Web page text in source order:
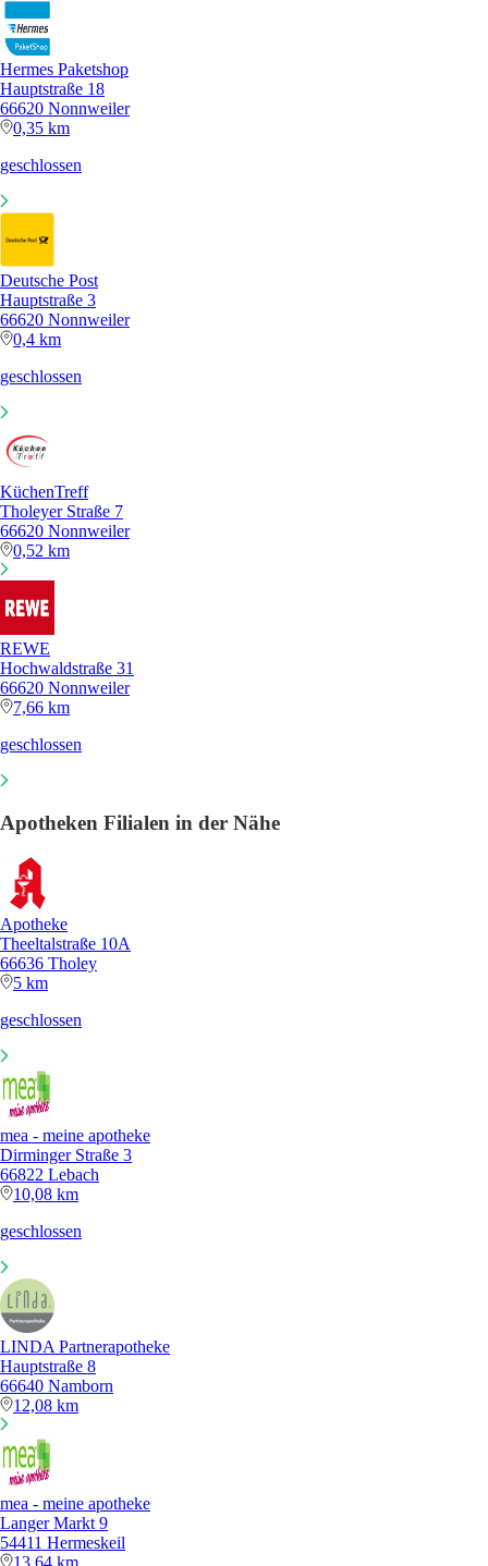
Hermes Paketshop
Hauptstraße 18
66620 Nonnweiler
0,35 km
geschlossen
Deutsche Post
Hauptstraße 3
66620 Nonnweiler
0,4 km
geschlossen
KüchenTreff
Tholeyer Straße 7
66620 Nonnweiler
0,52 km
REWE
Hochwaldstraße 31
66620 Nonnweiler
7,66 km
geschlossen
Apotheken Filialen in der Nähe
Apotheke
Theeltalstraße 10A
66636 Tholey
5 km
geschlossen
mea - meine apotheke
Dirminger Straße 3
66822 Lebach
10,08 km
geschlossen
LINDA Partnerapotheke
Hauptstraße 8
66640 Namborn
12,08 km
mea - meine apotheke
Langer Markt 9
54411 Hermeskeil